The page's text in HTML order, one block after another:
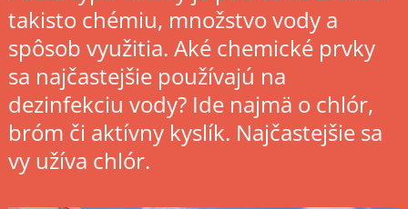
takisto chémiu, množstvo vody a
spôsob využitia. Aké chemické prvky
sa najčastejšie používajú na
dezinfekciu vody? Ide najmä o chlór,
bróm či aktívny kyslík. Najčastejšie sa
vy užíva chlór.